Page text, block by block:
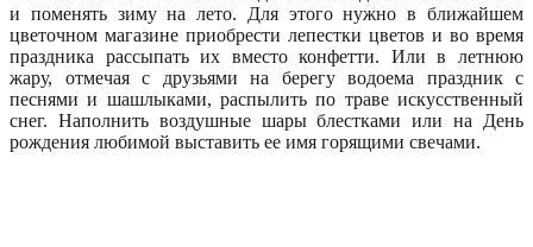
и поменять зиму на лето. Для этого нужно в ближайшем
цветочном магазине приобрести лепестки цветов и во время
праздника рассыпать их вместо конфетти. Или в летнюю
жару, отмечая с друзьями на берегу водоема праздник с
песнями и шашлыками, распылить по траве искусственный
снег. Наполнить воздушные шары блестками или на День
рождения любимой выставить ее имя горящими свечами.